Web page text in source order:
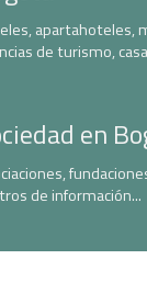
apartahoteles,
de turismo,
en
de información...